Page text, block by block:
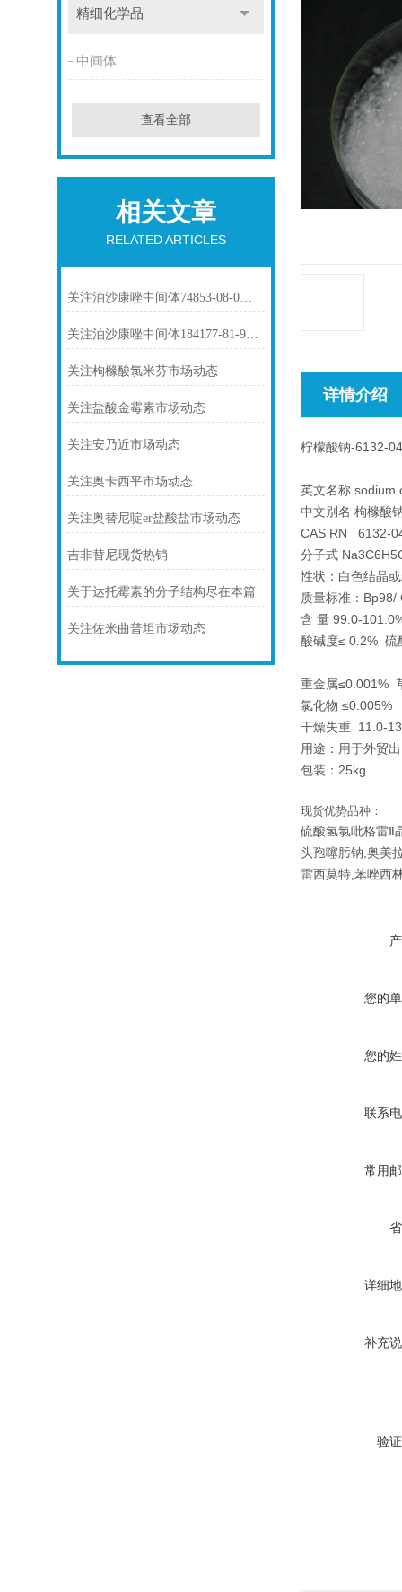
精细化学品
中间体
查看全部
相关文章
RELATED ARTICLES
关注泊沙康唑中间体74853-08-0市场动态
关注泊沙康唑中间体184177-81-9市场动态
关注枸橼酸氯米芬市场动态
关注盐酸金霉素市场动态
关注安乃近市场动态
关注奥卡西平市场动态
关注奥替尼啶er盐酸盐市场动态
吉非替尼现货热销
关于达托霉素的分子结构尽在本篇
关注佐米曲普坦市场动态
详情介绍
柠檬酸钠-6132-
英文名称
中文别名 枸橼酸
CAS RN 6132-
分子式
性状：白色结晶
质量标准：Bp98/
含 量 99.0-
酸碱度≤ 0.2% 硫
重金属≤0.001%
氯化物 ≤0.005%
干燥失重 11.0-
用途：用于外贸
包装：25kg
现货优势品种：
硫酸氢氯吡格雷Ⅱ
头孢噻肟钠,奥美
雷西莫特,苯唑西
您的
您的
联系
常用
详细
补充
验